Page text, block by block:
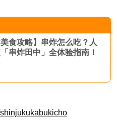
美食攻略】串炸怎么吃？人
串炸田中」全体验指南！